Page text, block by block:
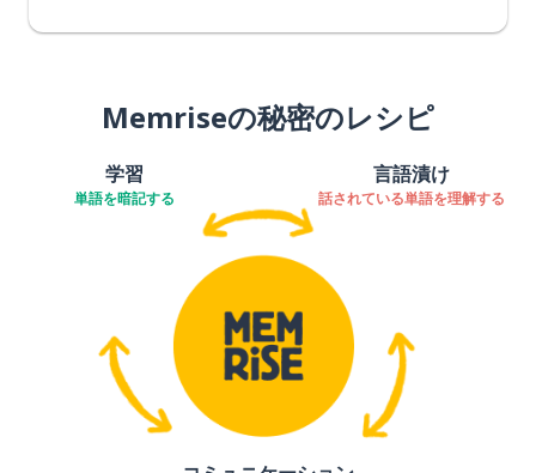
Memriseの秘密のレシピ
学習
単語を暗記する
言語漬け
話されている単語を理解する